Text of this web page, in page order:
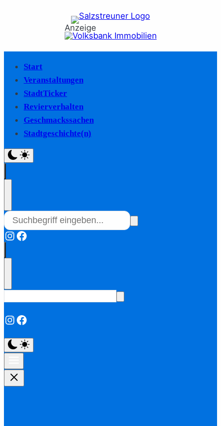
Anzeige
Start
Veranstaltungen
StadtTicker
Revierverhalten
Geschmackssachen
Stadtgeschichte(n)
Instagram
Facebook
Instagram
Facebook